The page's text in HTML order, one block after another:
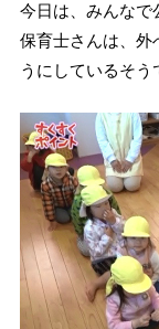
今日は、みんなで
保育士さんは、外
うにしているそう